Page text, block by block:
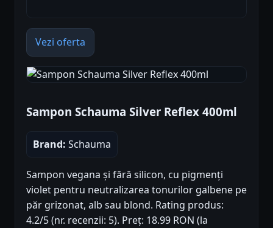
Vezi oferta
Sampon Schauma Silver Reflex 400ml
Brand: Schauma
Sampon vegana și fără silicon, cu pigmenți
violet pentru neutralizarea tonurilor galbene pe
păr grizonat, alb sau blond. Rating produs:
4.2/5 (nr. recenzii: 5). Preț: 18.99 RON (la